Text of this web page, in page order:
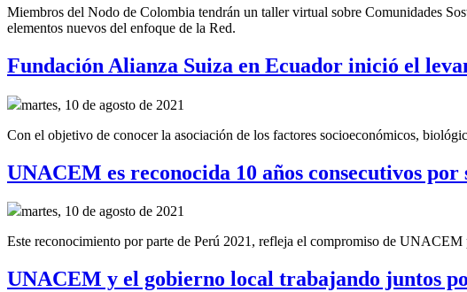
Miembros del Nodo de Colombia tendrán un taller virtual sobre Comunidades
elementos nuevos del enfoque de la Red.
Fundación Alianza Suiza en Ecuador inició el
martes, 10 de agosto de 2021
Con el objetivo de conocer la asociación de los factores socioeconómicos,
UNACEM es reconocida 10 años consecutivos
martes, 10 de agosto de 2021
Este reconocimiento por parte de Perú 2021, refleja el compromiso de
UNACEM y el gobierno local trabajando juntos